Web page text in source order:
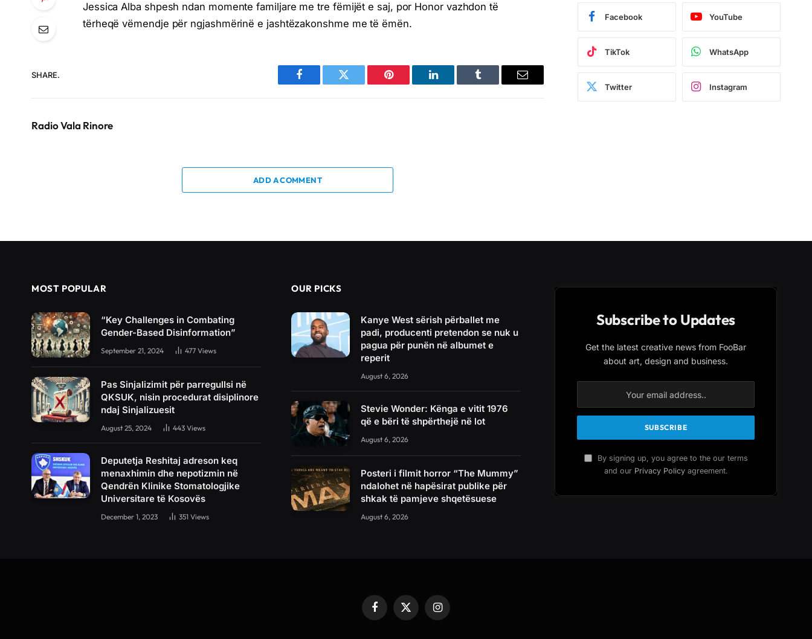
Jessica Alba shpesh ndan momente familjare me tre fëmijët e saj, por Honor vazhdon të
tërheqë vëmendje për ngjashmërinë e jashtëzakonshme me të ëmën.
SHARE.
Facebook Twitter Pinterest LinkedIn Tumblr Email
Radio Vala Rinore
ADD A COMMENT
Facebook YouTube
TikTok WhatsApp
Twitter Instagram
MOST POPULAR
“Key Challenges in Combating
Gender-Based Disinformation”
September 21, 2024 477 Views
Pas Sinjalizimit për parregullsi në
QKSUK, nisin procedurat disiplinore
ndaj Sinjalizuesit
August 25, 2024 443 Views
Deputetja Reshitaj adreson keq
menaxhimin dhe nepotizmin në
Qendrën Klinike Stomatologjike
Universitare të Kosovës
December 1, 2023 351 Views
OUR PICKS
Kanye West sërish përballet me
padi, producenti pretendon se nuk u
pagua për punën në albumet e
reperit
August 6, 2026
Stevie Wonder: Kënga e vitit 1976
që e bëri të shpërthejë në lot
August 6, 2026
Posteri i filmit horror “The Mummy”
ndalohet në hapësirat publike për
shkak të pamjeve shqetësuese
August 6, 2026
Subscribe to Updates
Get the latest creative news from FooBar
about art, design and business.
By signing up, you agree to the our terms
and our Privacy Policyagreement.
Facebook
X
(Twitter)
Instagram